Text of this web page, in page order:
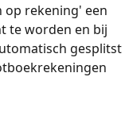
op rekening' een
te worden en bij
gesplitst